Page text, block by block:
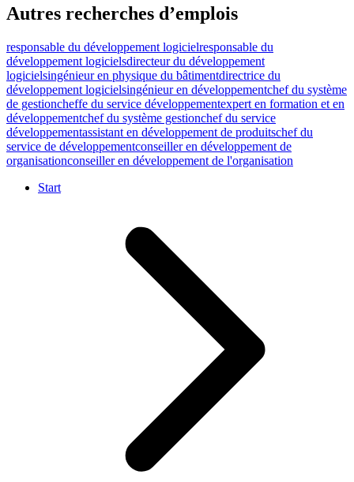
Autres recherches d’emplois
responsable du développement logicielresponsable du
développement logicielsdirecteur du développement
logicielsingénieur en physique du bâtimentdirectrice du
développement logicielsingénieur en développementchef du système
de gestioncheffe du service développementexpert en formation et en
développementchef du système gestionchef du service
développementassistant en développement de produitschef du
service de développementconseiller en développement de
organisationconseiller en développement de l'organisation
Start